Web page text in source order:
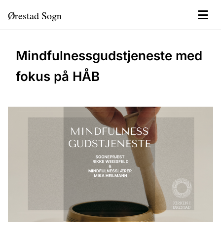
Ørestad Sogn
Mindfulnessgudstjeneste med
fokus på HÅB